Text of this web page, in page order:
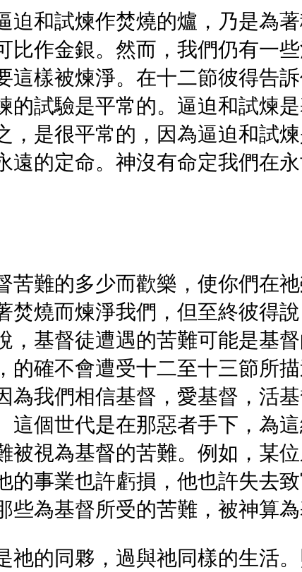
和試煉作焚燒的爐，乃是為
作金銀。然而，我們仍有一
樣被煉淨。在十二節彼得告
試驗是平常的。逼迫和試煉
是很平常的，因為逼迫和試
的定命。神沒有命定我們在
難的多少而歡樂，使你們在
燒而煉淨我們，但至終彼得
基督徒遭遇的苦難可能是基
確不會遭受十二至十三節所描
我們相信基督，愛基督，活
個世代是在那惡者手下，為
視為基督的苦難。例如，某
事業也許虧損，他也許失去
為基督所受的苦難，被神算為
的同夥，過與祂同樣的生活。